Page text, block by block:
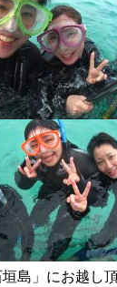
島」にお越し